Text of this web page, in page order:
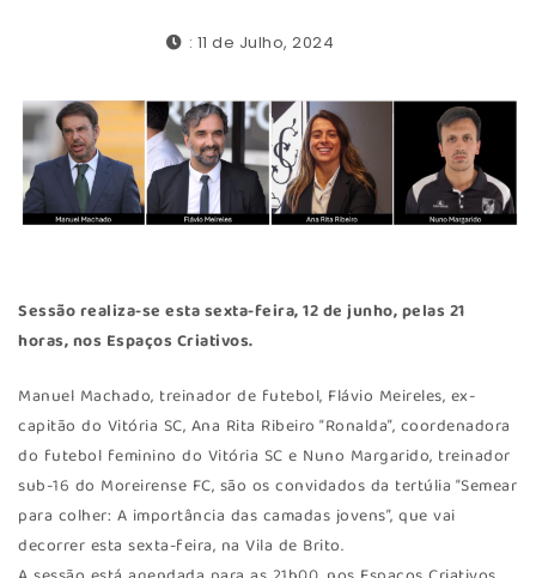
: 11 de Julho, 2024
Sessão realiza-se esta sexta-feira, 12 de junho, pelas 21
horas, nos Espaços Criativos.
Manuel Machado, treinador de futebol, Flávio Meireles, ex-
capitão do Vitória SC, Ana Rita Ribeiro “Ronalda”, coordenadora
do futebol feminino do Vitória SC e Nuno Margarido, treinador
sub-16 do Moreirense FC, são os convidados da tertúlia “Semear
para colher: A importância das camadas jovens”, que vai
decorrer esta sexta-feira, na Vila de Brito.